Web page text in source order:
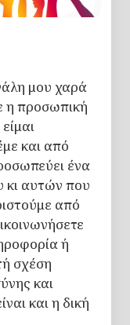
μου χαρά
η προσωπική
και από
ένα
κι αυτών που
από
ή
σχέση
και
και η δική